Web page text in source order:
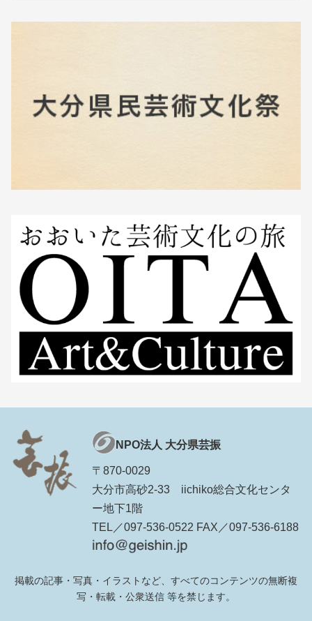
NPO法人 大分県芸振
〒870-0029
大分市高砂2-33 iichiko総合文化センタ
ー地下1階
TEL／097-536-0522 FAX／097-536-6188
掲載の記事・写真・イラストなど、すべてのコンテンツの無断複
写・転載・公衆送信 等を禁じます。